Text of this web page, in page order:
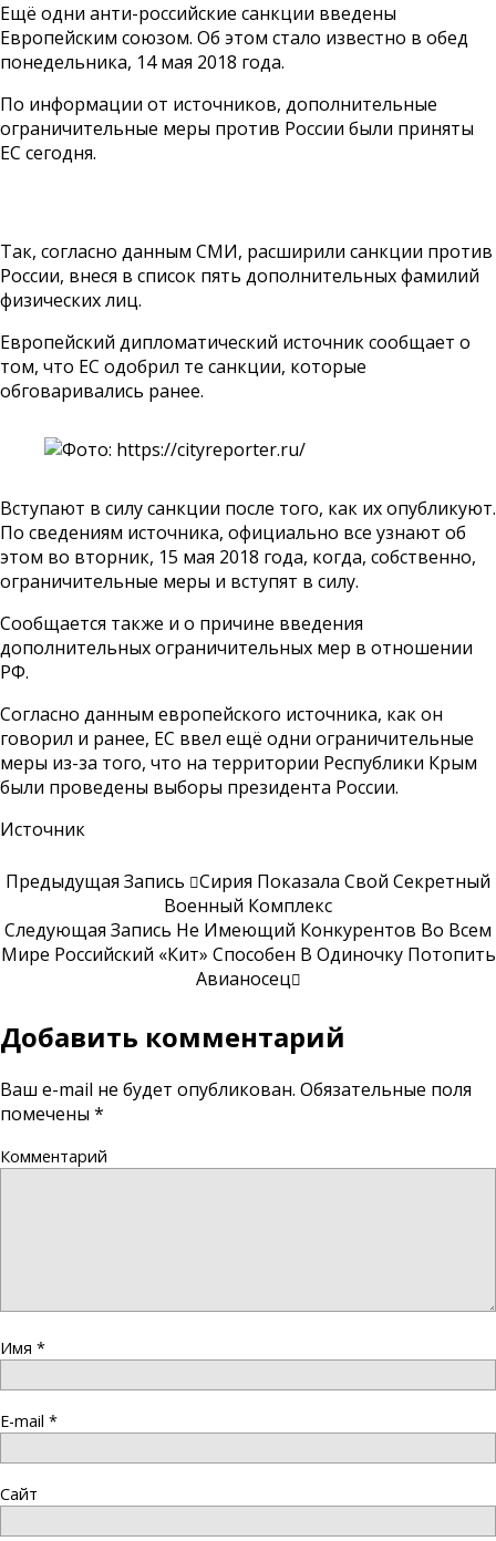
Ещё одни анти-российские санкции введены
Европейским союзом. Об этом стало известно в обед
понедельника, 14 мая 2018 года.
По информации от источников, дополнительные
ограничительные меры против России были приняты
ЕС сегодня.
Так, согласно данным СМИ, расширили санкции против
России, внеся в список пять дополнительных фамилий
физических лиц.
Европейский дипломатический источник сообщает о
том, что ЕС одобрил те санкции, которые
обговаривались ранее.
Вступают в силу санкции после того, как их опубликуют.
По сведениям источника, официально все узнают об
этом во вторник, 15 мая 2018 года, когда, собственно,
ограничительные меры и вступят в силу.
Сообщается также и о причине введения
дополнительных ограничительных мер в отношении
РФ.
Согласно данным европейского источника, как он
говорил и ранее, ЕС ввел ещё одни ограничительные
меры из-за того, что на территории Республики Крым
были проведены выборы президента России.
Источник
Предыдущая Запись
Сирия Показала Свой Секретный
Военный Комплекс
Следующая Запись Не Имеющий Конкурентов Во Всем
Мире Российский «Кит» Способен В Одиночку Потопить
Авианосец
Добавить комментарий
Ваш e-mail не будет опубликован. Обязательные поля
помечены *
Комментарий
Имя *
E-mail *
Сайт